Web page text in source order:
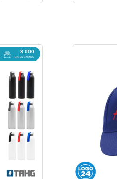
8.000
UN. EN CAMINO